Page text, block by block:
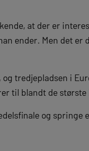
at der er
ender. Men det er
tredjepladsen i
til blandt de
og springe